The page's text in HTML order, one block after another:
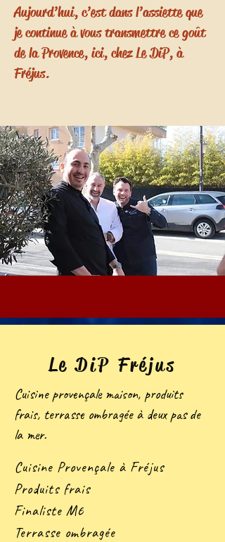
Aujourd’hui, c’est dans l’assiette que
je continue à vous transmettre ce goût
de la Provence, ici, chez Le DiP, à
Fréjus.
Le DiP Fréjus
Cuisine provençale maison, produits
frais, terrasse ombragée à deux pas de
la mer.
Cuisine Provençale à Fréjus
Produits frais
Finaliste M6
Terrasse ombragée